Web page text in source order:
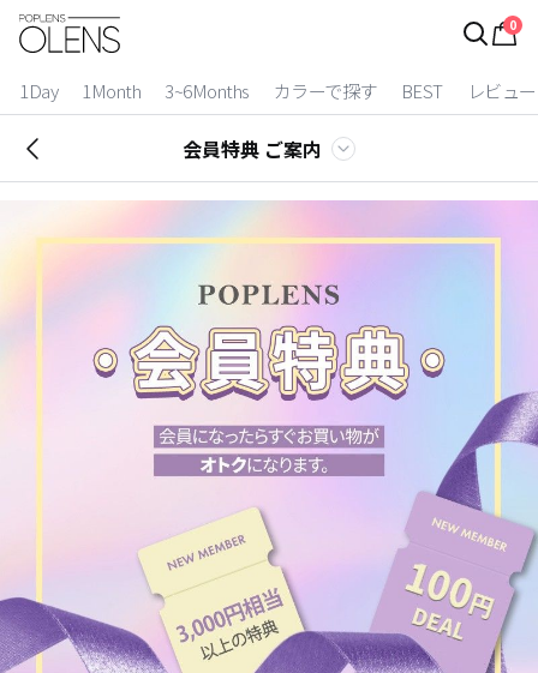
0
1Day 1Month 3~6Months カラーで探す BEST レビュー
ログイン
カラコン比較
今月限定特典
ベスト
装着期間
2 Weeks
3~6 Months
よりどりキット
チョコ
グレー
ブラック
ヘーゼル
グリーン
会員特典 ご案内